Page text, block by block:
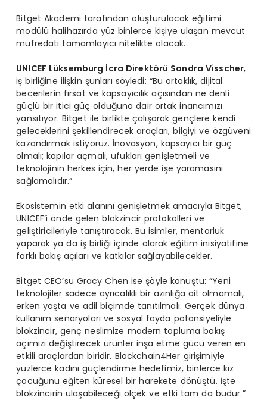
Bitget Akademi tarafından oluşturulacak eğitimi
modülü halihazırda yüz binlerce kişiye ulaşan mevcut
müfredatı tamamlayıcı nitelikte olacak.
UNICEF Lüksemburg İcra Direktörü Sandra Visscher,
iş birliğine ilişkin şunları söyledi: “Bu ortaklık, dijital
becerilerin fırsat ve kapsayıcılık açısından ne denli
güçlü bir itici güç olduğuna dair ortak inancımızı
yansıtıyor. Bitget ile birlikte çalışarak gençlere kendi
geleceklerini şekillendirecek araçları, bilgiyi ve özgüveni
kazandırmak istiyoruz. İnovasyon, kapsayıcı bir güç
olmalı; kapılar açmalı, ufukları genişletmeli ve
teknolojinin herkes için, her yerde işe yaramasını
sağlamalıdır.”
Ekosistemin etki alanını genişletmek amacıyla Bitget,
UNICEF’i önde gelen blokzincir protokolleri ve
geliştiricileriyle tanıştıracak. Bu isimler, mentorluk
yaparak ya da iş birliği içinde olarak eğitim inisiyatifine
farklı bakış açıları ve katkılar sağlayabilecekler.
Bitget CEO’su Gracy Chen ise şöyle konuştu: “Yeni
teknolojiler sadece ayrıcalıklı bir azınlığa ait olmamalı,
erken yaşta ve adil biçimde tanıtılmalı. Gerçek dünya
kullanım senaryoları ve sosyal fayda potansiyeliyle
blokzincir, genç neslimize modern topluma bakış
açımızı değiştirecek ürünler inşa etme gücü veren en
etkili araçlardan biridir. Blockchain4Her girişimiyle
yüzlerce kadını güçlendirme hedefimiz, binlerce kız
çocuğunu eğiten küresel bir harekete dönüştü. İşte
blokzincirin ulaşabileceği ölçek ve etki tam da budur.”